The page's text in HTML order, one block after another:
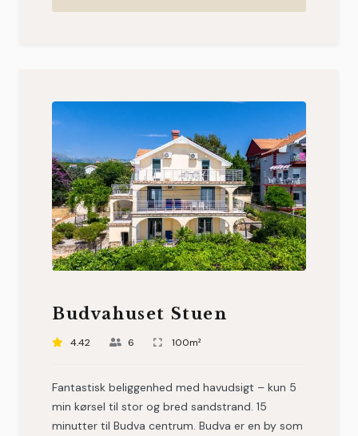
Budvahuset Stuen
4.42 6 100m²
Fantastisk beliggenhed med havudsigt – kun 5
min kørsel til stor og bred sandstrand. 15
minutter til Budva centrum. Budva er en by som